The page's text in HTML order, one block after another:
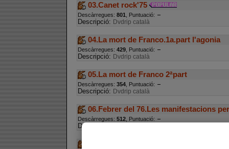
03.Canet rock'75
Descàrregues: 801 , Puntuació:
Descripció: Dvdrip català
04.La mort de Franco.1a.part l'agonia
Descàrregues: 429, Puntuació:
Descripció: Dvdrip català
05.La mort de Franco 2ªpart
Descàrregues: 354, Puntuació:
Descripció: Dvdrip català
06.Febrer del 76.Les manifestacions
Descàrregues: 512, Puntuació:
Descripció: